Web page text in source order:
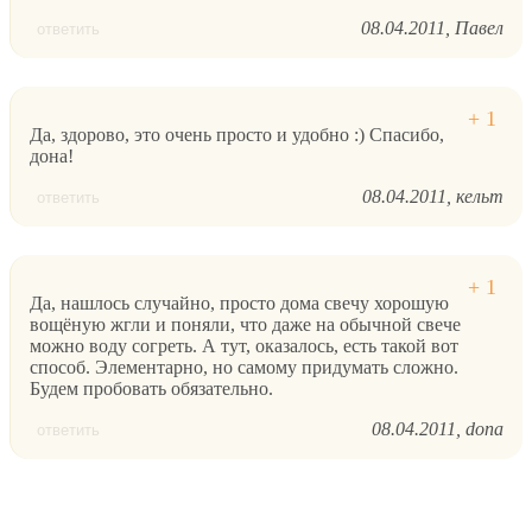
ответить 08.04.2011 Павел
Да, здорово, это очень просто и удобно :) Спасибо,
дона!
ответить 08.04.2011 кельт
Да, нашлось случайно, просто дома свечу хорошую
вощёную жгли и поняли, что даже на обычной свече
можно воду согреть. А тут, оказалось, есть такой вот
способ. Элементарно, но самому придумать сложно.
Будем пробовать обязательно.
ответить 08.04.2011 dona